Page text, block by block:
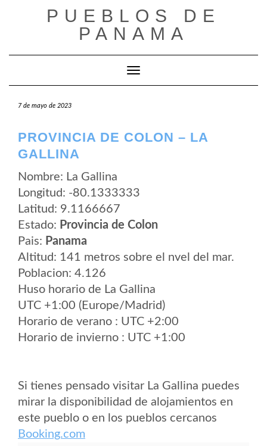
PUEBLOS DE
PANAMA
Cambiar modo de navegación
7 de mayo de 2023
PROVINCIA DE COLON – LA
GALLINA
Nombre: La Gallina
Longitud: -80.1333333
Latitud: 9.1166667
Estado: Provincia de Colon
Pais: Panama
Altitud: 141 metros sobre el nvel del mar.
Poblacion: 4.126
Huso horario de La Gallina
UTC +1:00 (Europe/Madrid)
Horario de verano : UTC +2:00
Horario de invierno : UTC +1:00
Si tienes pensado visitar La Gallina puedes
mirar la disponibilidad de alojamientos en
este pueblo o en los pueblos cercanos
Booking.com